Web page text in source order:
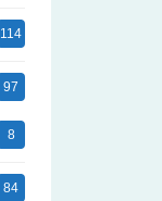
114
97
8
84